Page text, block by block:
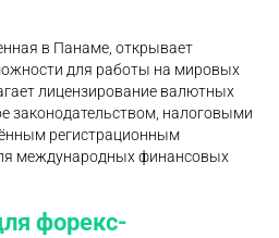
в Панаме, открывает
для работы на мировых
лицензирование валютных
законодательством, налоговыми
регистрационным
международных финансовых
форекс-